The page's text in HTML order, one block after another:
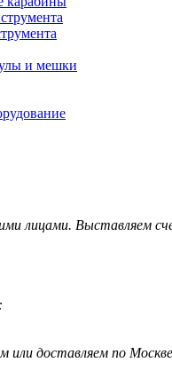
и мешки
лицами. Выставляем
:
или доставляем по